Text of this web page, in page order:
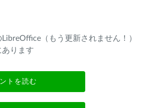
（もう更新されません！）
あります
トを読む